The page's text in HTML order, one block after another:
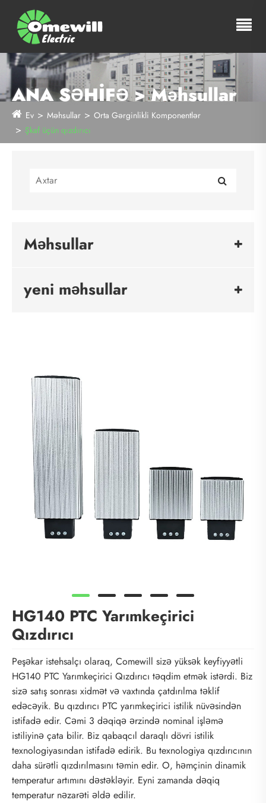
ANA SƏHİFƏ > Məhsullar
Ev Məhsullar
Orta Gərginlikli Komponentlər
Şkaf üçün qızdırıcı
Məhsullar
yeni məhsullar
HG140 PTC Yarımkeçirici
Qızdırıcı
Peşəkar istehsalçı olaraq, Comewill sizə yüksək keyfiyyətli
HG140 PTC Yarımkeçirici Qızdırıcı təqdim etmək istərdi. Biz
sizə satış sonrası xidmət və vaxtında çatdırılma təklif
edəcəyik. Bu qızdırıcı PTC yarımkeçirici istilik nüvəsindən
istifadə edir. Cəmi 3 dəqiqə ərzində nominal işləmə
istiliyinə çata bilir. Biz qabaqcıl daraqlı dövri istilik
texnologiyasından istifadə edirik. Bu texnologiya qızdırıcının
daha sürətli qızdırılmasını təmin edir. O, həmçinin dinamik
temperatur artımını dəstəkləyir. Eyni zamanda dəqiq
temperatur nəzarəti əldə edilir.